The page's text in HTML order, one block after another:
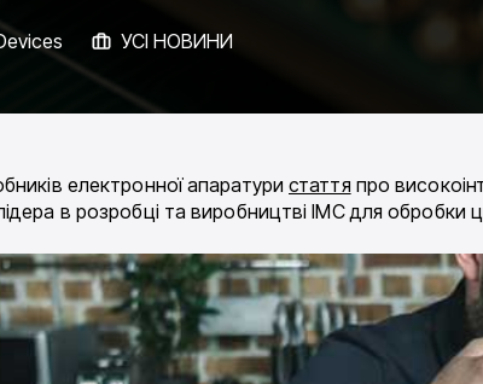
УСІ НОВИНИ
електронної апаратури стаття про
в розробці та виробництві ІМС для обробки